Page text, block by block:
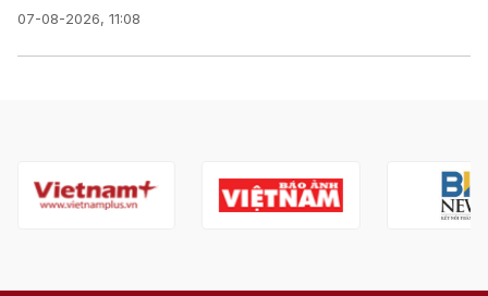
07-08-2026, 11:08